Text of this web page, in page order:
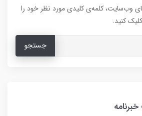
وب‌سایت، کلمه‌ی کلیدی مورد نظر خود را
کنید.
جستجو